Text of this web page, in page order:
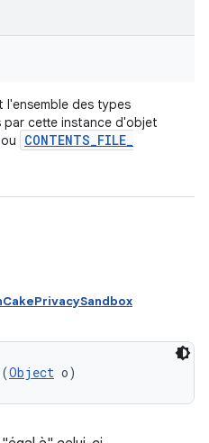
l'ensemble des types
par cette instance d'objet
ou CONTENTS_FILE_
Object o)